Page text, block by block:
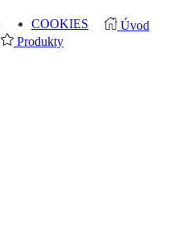
COOKIES
Úvod
Produkty